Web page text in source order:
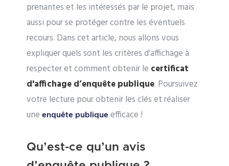
prenantes et les intéressés par le projet, mais
aussi pour se protéger contre les éventuels
recours. Dans cet article, nous allons vous
expliquer quels sont les critères d’affichage à
respecter et comment obtenir le certificat
d'affichage d’enquête publique. Poursuivez
votre lecture pour obtenir les clés et réaliser
une enquête publique efficace !
Qu’est-ce qu’un avis